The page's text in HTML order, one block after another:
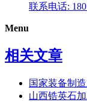
联系电话: 180
Menu
相关文章
国家装备制
山西锆英石